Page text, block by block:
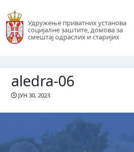
Удружење приватних установа
социјалне заштите, домова за
смештај одраслих и старијих
aledra-06
ЈУН 30, 2023